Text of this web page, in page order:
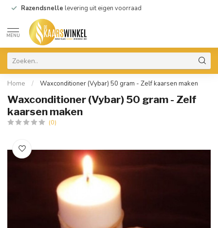
Razendsnelle levering uit eigen voorraad
MENU
Home / Waxconditioner (Vybar) 50 gram - Zelf kaarsen maken
Waxconditioner (Vybar) 50 gram - Zelf
kaarsen maken
(0)